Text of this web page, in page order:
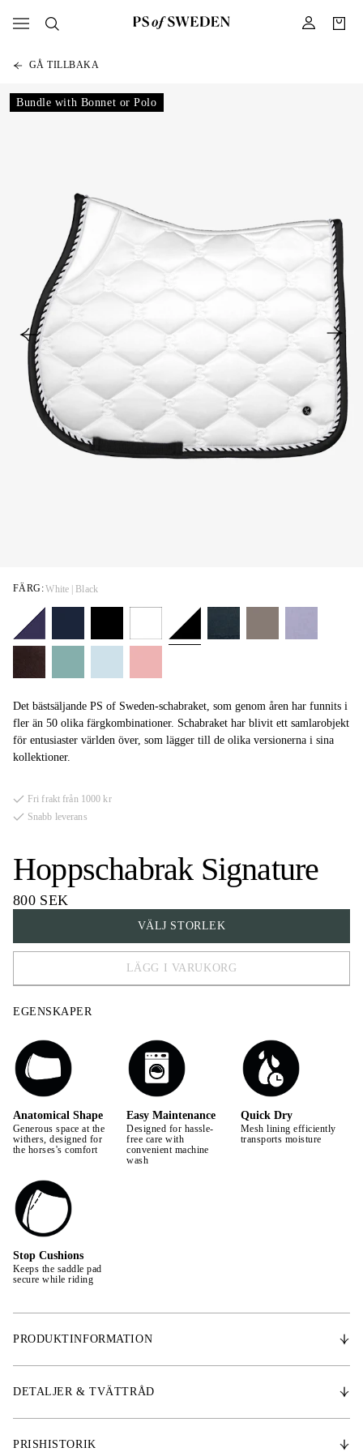
GÅ TILLBAKA
Bundle with Bonnet or Polo
Hoppschabrak Signature
800 SEK
Det bästsäljande PS of Sweden-schabraket, som genom åren har funnits i
fler än 50 olika färgkombinationer. Schabraket har blivit ett samlarobjekt
för entusiaster världen över, som lägger till de olika versionerna i sina
kollektioner.
FÄRG:White | Black
VÄLJ STORLEK
FULL
COB
PONY
LÄGG I VARUKORG
Fri frakt från 1000 kr
Snabb leverans
EGENSKAPER
Anatomical Shape
Generous space at the
withers, designed for
the horses's comfort
Easy Maintenance
Designed for hassle-
free care with
convenient machine
wash
Quick Dry
Mesh lining efficiently
transports moisture
Stop Cushions
Keeps the saddle pad
secure while riding
PRODUKTINFORMATION
utrymme för manken, vilket främjar hästens rörelsefrihet. Schabraket är
efter användning. För ökad stabilitet är det utrustat med stötdämpande
DETALJER & TVÄTTRÅD
PRISHISTORIK